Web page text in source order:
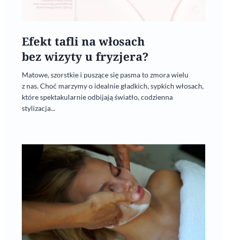
Efekt tafli na włosach
bez wizyty u fryzjera?
Matowe, szorstkie i puszące się pasma to zmora wielu
z nas. Choć marzymy o idealnie gładkich, sypkich włosach,
które spektakularnie odbijają światło, codzienna
stylizacja...